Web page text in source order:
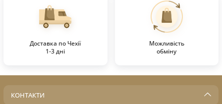
Доставка по Чехії
1-3 дні
Можливість
обміну
КОНТАКТИ